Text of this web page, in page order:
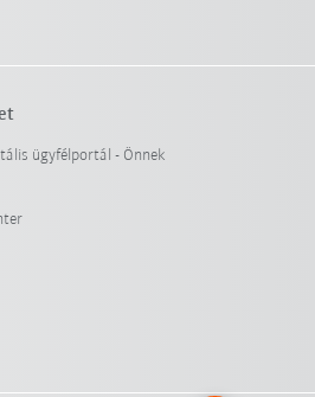
ügyfélportál - Önnek